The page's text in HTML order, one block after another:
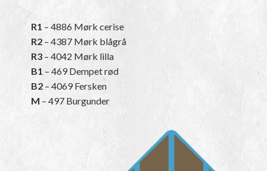
R1 – 4886 Mørk cerise
R2 – 4387 Mørk blågrå
R3 – 4042 Mørk lilla
B1 – 469 Dempet rød
B2 – 4069 Fersken
M – 497 Burgunder